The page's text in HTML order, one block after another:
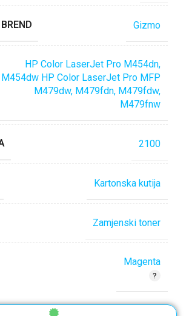
Gizmo
HP Color LaserJet Pro M454dn,
M454dw HP Color LaserJet Pro MFP
M479dw, M479fdn, M479fdw,
M479fnw
2100
Kartonska kutija
Zamjenski toner
Magenta